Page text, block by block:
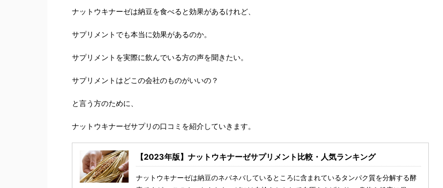
ナットウキナーゼは納豆を食べると効果があるけれど、
サプリメントでも本当に効果があるのか。
サプリメントを実際に飲んでいる方の声を聞きたい。
サプリメントはどこの会社のものがいいの？
と言う方のために、
ナットウキナーゼサプリの口コミを紹介していきます。
【2023年版】ナットウキナーゼサプリメント比較・人気ランキング
ナットウキナーゼは納豆のネバネバしているところに含まれているタンパク質を分解する酵